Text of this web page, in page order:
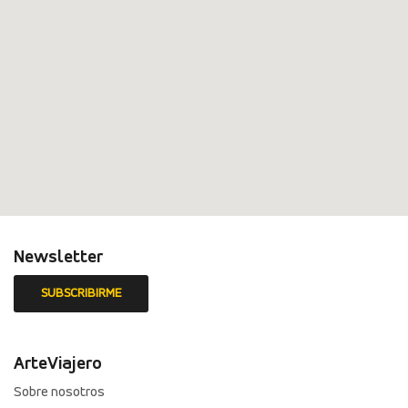
Newsletter
ArteViajero
Sobre nosotros